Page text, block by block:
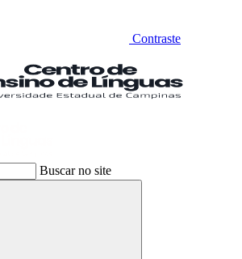
Contraste
Buscar no site